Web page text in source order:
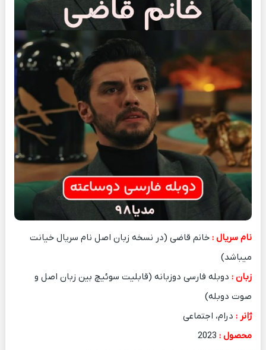
نام سریال :خانم قاضی (در نسخه زبان اصل نام سریال خیانت
میباشد)
زبان :دوبله فارسی دوزبانه (قابلیت سوئیچ بین زبان اصل و
صوت دوبله)
ژانر :درام، اجتماعی
محصول :2023